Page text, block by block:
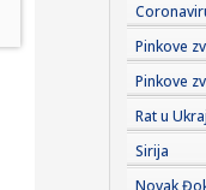
10:29:Dio
10:27:
10:25:10
Pinkove
Pinkove
Rat u
Sirija